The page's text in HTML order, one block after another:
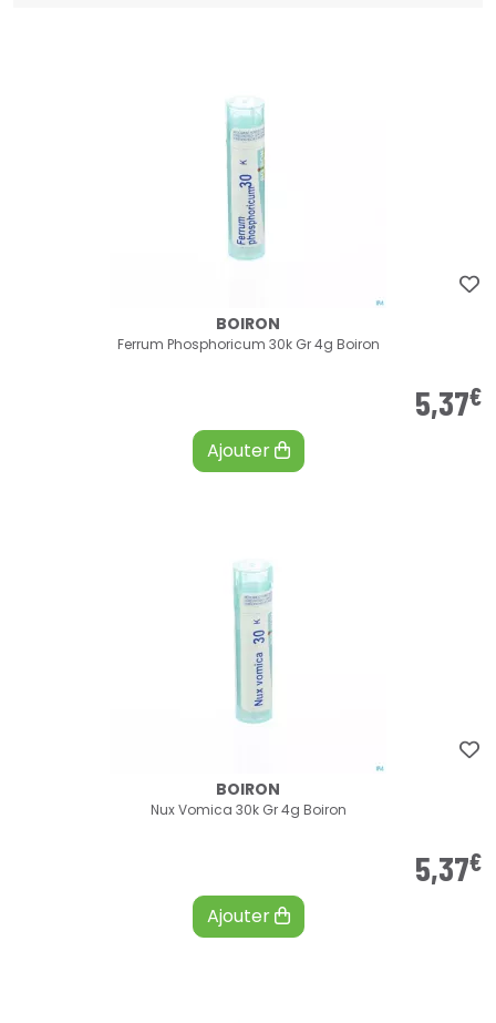
BOIRON
Ferrum Phosphoricum 30k Gr 4g Boiron
5,37€
Ajouter
BOIRON
Nux Vomica 30k Gr 4g Boiron
5,37€
Ajouter